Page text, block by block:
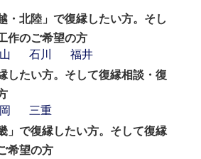
・北陸」で復縁したい方。そし
作のご希望の方
石川
福井
したい方。そして復縁相談・復
三重
」で復縁したい方。そして復縁
希望の方